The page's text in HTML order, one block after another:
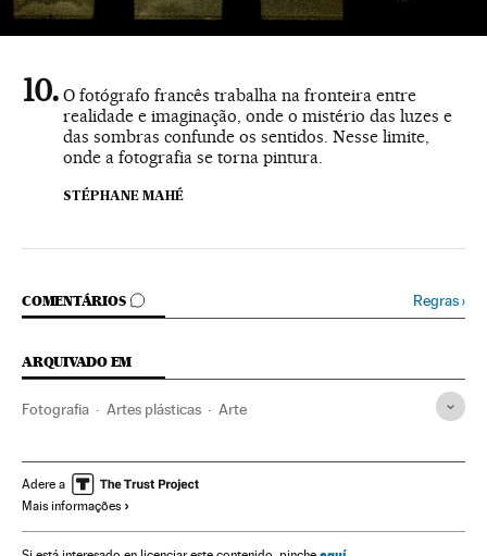
O fotógrafo francês trabalha na fronteira entre
realidade e imaginação, onde o mistério das luzes e
das sombras confunde os sentidos. Nesse limite,
onde a fotografia se torna pintura.
STÉPHANE MAHÉ
COMENTÁRIOS
COMENTÁRIOS Regras›
ARQUIVADO EM
Fotografia Artes plásticas Arte
Adere a
Mais informações